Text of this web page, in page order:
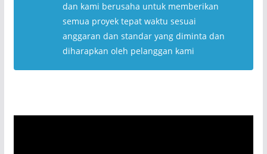
dan kami berusaha untuk memberikan
semua proyek tepat waktu sesuai
anggaran dan standar yang diminta dan
diharapkan oleh pelanggan kami